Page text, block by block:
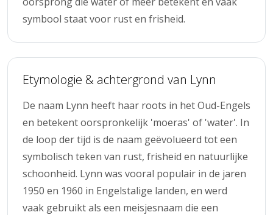
symbool staat voor rust en frisheid.
Etymologie & achtergrond van Lynn
De naam Lynn heeft haar roots in het Oud-Engels
en betekent oorspronkelijk 'moeras' of 'water'. In
de loop der tijd is de naam geëvolueerd tot een
symbolisch teken van rust, frisheid en natuurlijke
schoonheid. Lynn was vooral populair in de jaren
1950 en 1960 in Engelstalige landen, en werd
vaak gebruikt als een meisjesnaam die een